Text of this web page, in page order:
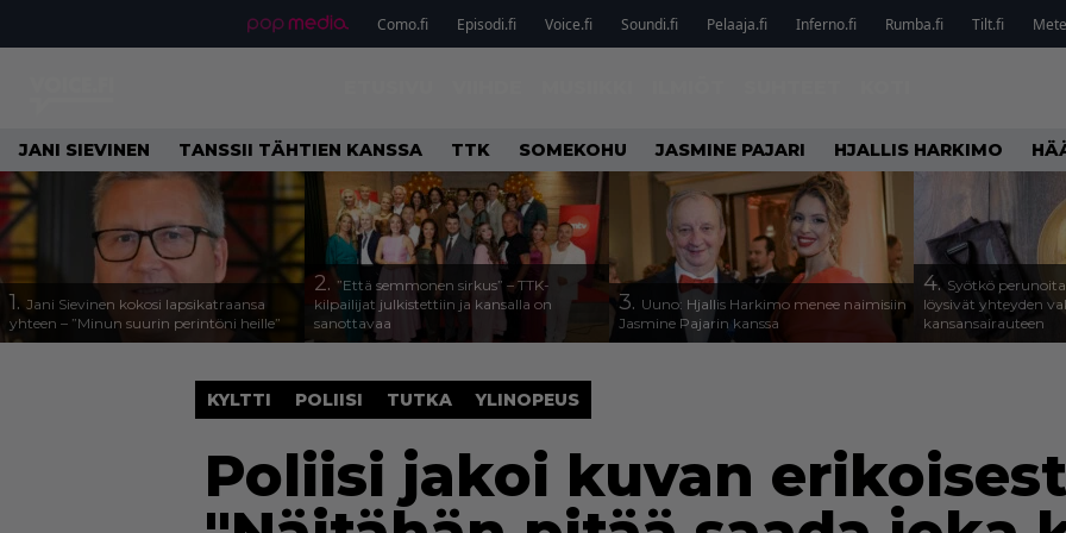
Como.fi Episodi.fi Voice.fi Soundi.fi Pelaaja.fi Inferno.fi Rumba.fi Tilt.fi
JANI SIEVINEN TANSSII TÄHTIEN KANSSA TTK SOMEKOHU JASMINE PAJARI HJALLIS HARKIMO
1. Jani Sievinen kokosi lapsikatraansa
yhteen – ”Minun suurin perintöni heille”
2. ”Että semmonen sirkus” – TTK-
kilpailijat julkistettiin ja kansalla on
sanottavaa
3. Uuno: Hjallis Harkimo menee naimisiin
Jasmine Pajarin kanssa
4. Syötkö
löysivät yhteyden
kansansairauteen
KYLTTI POLIISI TUTKA YLINOPEUS
Poliisi jakoi kuvan